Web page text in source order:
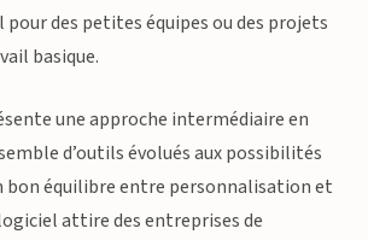
des petites équipes ou des projets
basique.
une approche intermédiaire en
d’outils évolués aux possibilités
bon équilibre entre personnalisation et
attire des entreprises de